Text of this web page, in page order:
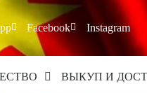
Facebook Instagram
ВЫКУП И